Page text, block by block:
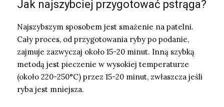
Jak najszybciej przygotować pstrąga?
Najszybszym sposobem jest smażenie na patelni.
Cały proces, od przygotowania ryby po podanie,
zajmuje zazwyczaj około 15-20 minut. Inną szybką
metodą jest pieczenie w wysokiej temperaturze
(około 220-250°C) przez 15-20 minut, zwłaszcza jeśli
ryba jest mniejsza.